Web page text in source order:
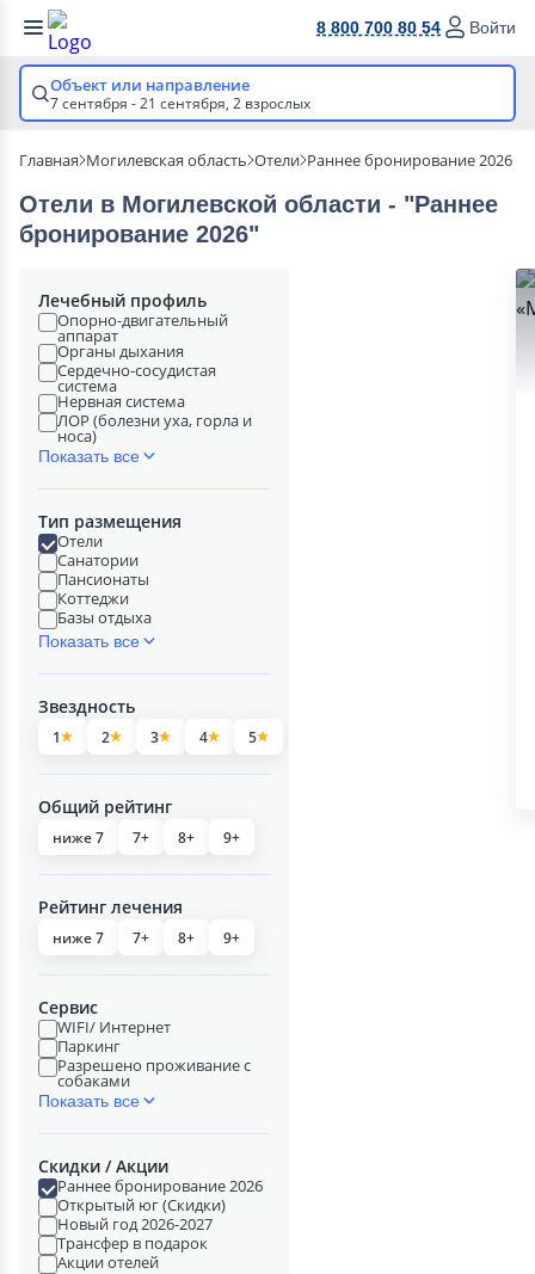
8 800 700 80 54 Войти
Объект или направление
7 сентября - 21 сентября, 2 взрослых
Главная Могилевская область Отели Раннее бронирование 2026
Отели в Могилевской области - "Раннее
бронирование 2026"
Лечебный профиль
Опорно-двигательный
аппарат
Органы дыхания
Сердечно-сосудистая
система
Нервная система
ЛОР (болезни уха, горла и
носа)
Показать все
Тип размещения
Отели
Санатории
Пансионаты
Коттеджи
Базы отдыха
Показать все
Звездность
1 2 3 4 5
Общий рейтинг
ниже 7 7+ 8+ 9+
Рейтинг лечения
ниже 7 7+ 8+ 9+
Сервис
WIFI/ Интернет
Паркинг
Разрешено проживание с
собаками
Показать все
Скидки / Акции
Раннее бронирование 2026
Открытый юг (Скидки)
Новый год 2026-2027
Трансфер в подарок
Акции отелей